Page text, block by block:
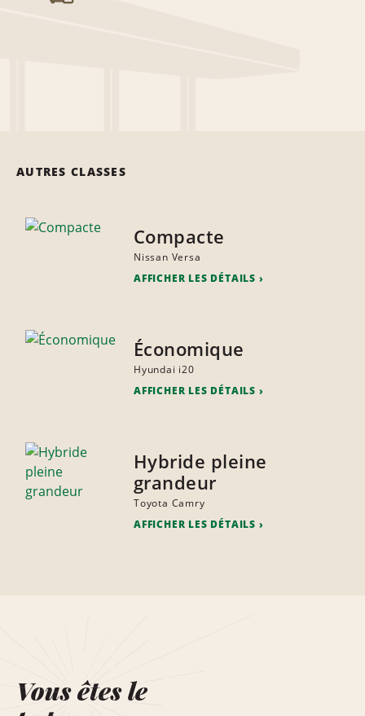
AUTRES CLASSES
Compacte
Nissan Versa
AFFICHER LES DÉTAILS
Économique
Hyundai i20
AFFICHER LES DÉTAILS
Hybride pleine
grandeur
Toyota Camry
AFFICHER LES DÉTAILS
Vous êtes le